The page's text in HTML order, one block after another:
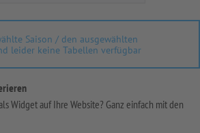
Saison / den ausgewählten
leider keine Tabellen verfügbar
Widget auf Ihre Website? Ganz einfach mit den